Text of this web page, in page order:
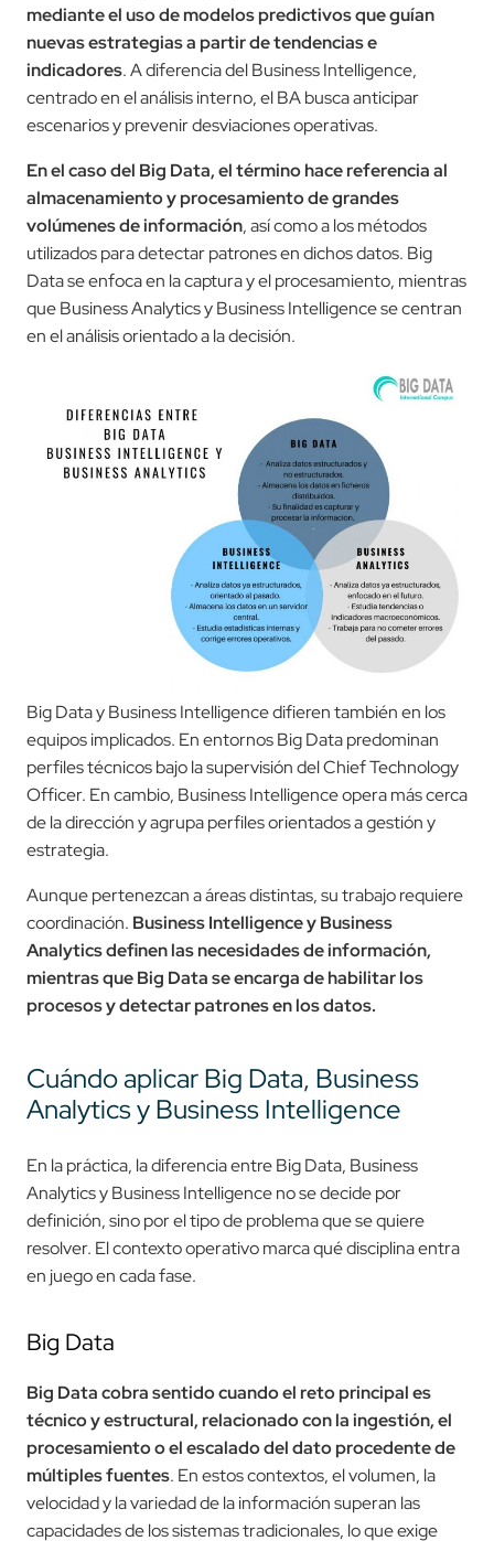
mediante el uso de modelos predictivos que guían
nuevas estrategias a partir de tendencias e
indicadores. A diferencia del Business Intelligence,
centrado en el análisis interno, el BA busca anticipar
escenarios y prevenir desviaciones operativas.
En el caso del Big Data, el término hace referencia al
almacenamiento y procesamiento de grandes
volúmenes de información, así como a los métodos
utilizados para detectar patrones en dichos datos. Big
Data se enfoca en la captura y el procesamiento, mientras
que Business Analytics y Business Intelligence se centran
en el análisis orientado a la decisión.
Big Data y Business Intelligence difieren también en los
equipos implicados. En entornos Big Data predominan
perfiles técnicos bajo la supervisión del Chief Technology
Officer. En cambio, Business Intelligence opera más cerca
de la dirección y agrupa perfiles orientados a gestión y
estrategia.
Aunque pertenezcan a áreas distintas, su trabajo requiere
coordinación. Business Intelligence y Business
Analytics definen las necesidades de información,
mientras que Big Data se encarga de habilitar los
procesos y detectar patrones en los datos.
Cuándo aplicar Big Data, Business
Analytics y Business Intelligence
En la práctica, la diferencia entre Big Data, Business
Analytics y Business Intelligence no se decide por
definición, sino por el tipo de problema que se quiere
resolver. El contexto operativo marca qué disciplina entra
en juego en cada fase.
Big Data
Big Data cobra sentido cuando el reto principal es
técnico y estructural, relacionado con la ingestión, el
procesamiento o el escalado del dato procedente de
múltiples fuentes. En estos contextos, el volumen, la
velocidad y la variedad de la información superan las
capacidades de los sistemas tradicionales, lo que exige